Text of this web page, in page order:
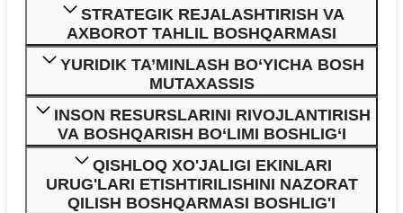
STRATEGIK REJALASHTIRISH VA
АXBOROT TAHLIL BOSHQARMASI
YURIDIK TA’MINLASH BO‘YICHA BOSH
MUTAXASSIS
INSON RESURSLARINI RIVOJLANTIRISH
VA BOSHQARISH BO‘LIMI BOSHLIG‘I
QISHLOQ XO'JALIGI EKINLARI
URUG'LARI ETISHTIRILISHINI NAZORAT
QILISH BOSHQARMASI BOSHLIG'I